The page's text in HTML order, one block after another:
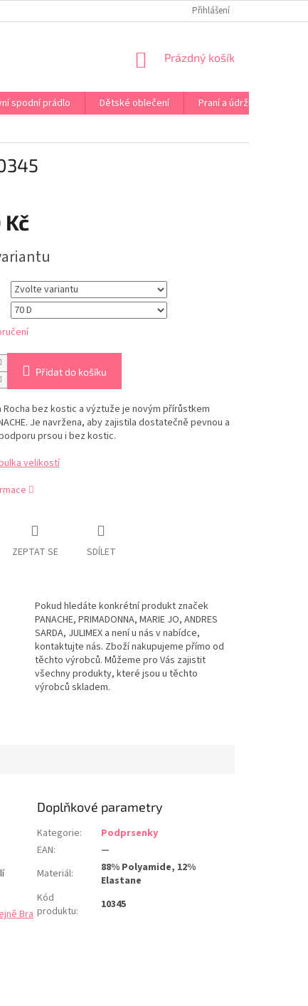
PRÁDLA NA MÍRU DOPRAVA A PLATBA ČR A EU
Přihlášení
NÁKUPNÍ
Prázdný košík
spodní prádlo Dětské oblečení Praní a údržba
Kč
Přidat do košíku
Rocha bez kostic a výztuže je novým přírůstkem
Je navržena, aby zajistila dostatečně pevnou a
prsou i bez kostic.
velikostí
ZEPTAT SE SDÍLET
Pokud hledáte konkrétní produkt značek
PANACHE, PRIMADONNA, MARIE JO, ANDRES
SARDA, JULIMEX a není u nás v nabídce,
kontaktujte nás. Zboží nakupujeme přímo od
těchto výrobců. Můžeme pro Vás zajistit
všechny produkty, které jsou u těchto
výrobců skladem.
Bra
Doplňkové parametry
Kategorie:
Podprsenky
EAN:
—
Materiál:
88% Polyamide, 12%
Elastane
Kód
produktu: 10345